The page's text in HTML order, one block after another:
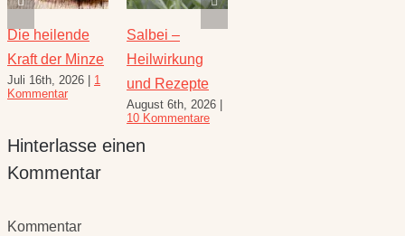
Die heilende
Kraft der Minze
Juli 16th, 2026
1
Kommentar
Salbei –
Heilwirkung
und Rezepte
August 6th, 2026
10 Kommentare
Hinterlasse einen
Kommentar
Kommentar